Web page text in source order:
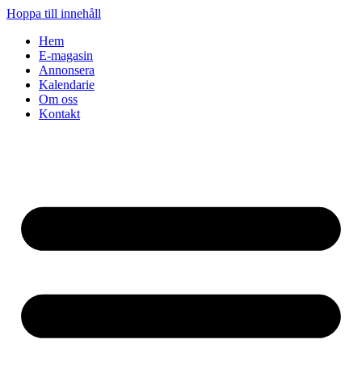
Hoppa till innehåll
Hem
E-magasin
Annonsera
Kalendarie
Om oss
Kontakt